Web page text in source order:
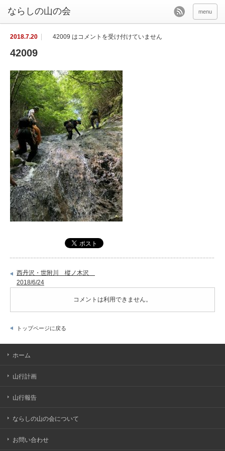
menu
2018.7.20 42009 はコメントを受け付けていません
42009
西丹沢・世附川 樅ノ木沢
2018/6/24
コメントは利用できません。
トップページに戻る
ホーム
山行計画
山行報告
ならしの山の会について
お問い合わせ